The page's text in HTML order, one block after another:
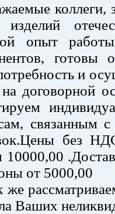
коллеги,
изделий
опыт
готовы
и
договорной
связанным
без
от 5000,00
Ваших